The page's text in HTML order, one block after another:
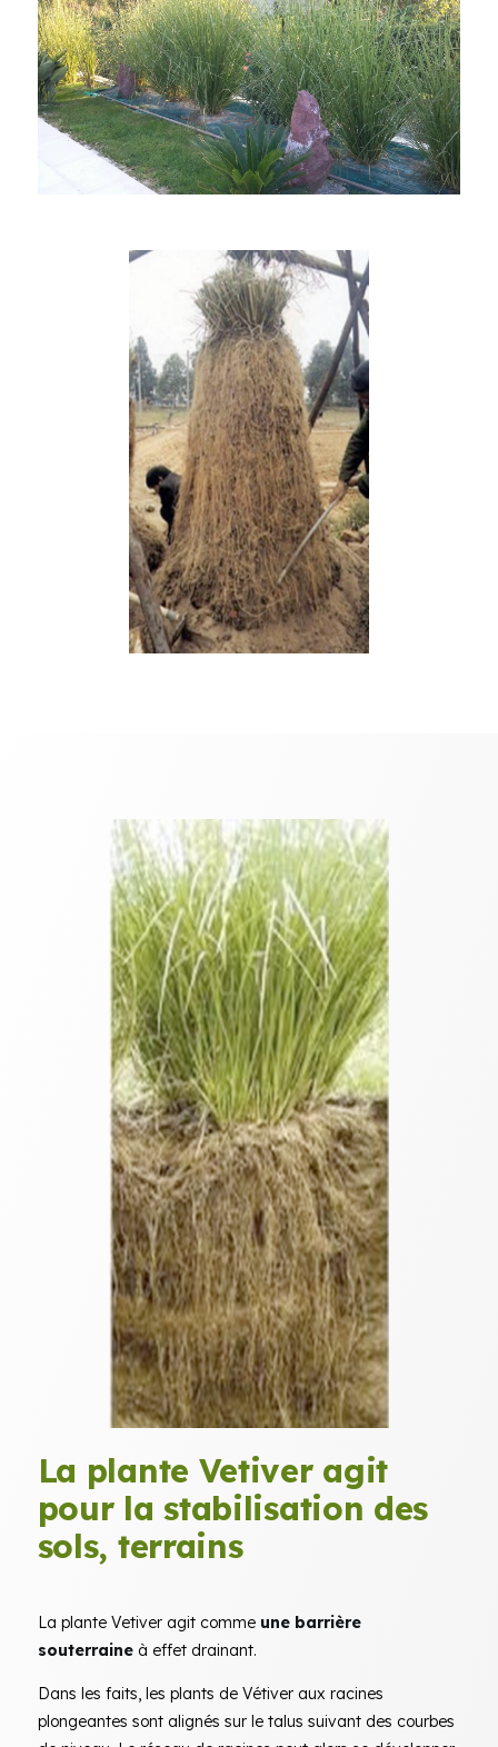
La plante Vetiver agit
pour la stabilisation des
sols, terrains
La plante Vetiver agit comme une barrière
souterraineà effet drainant.
Dans les faits, les plants de Vétiver aux racines
plongeantes sont alignés sur le talus suivant des courbes